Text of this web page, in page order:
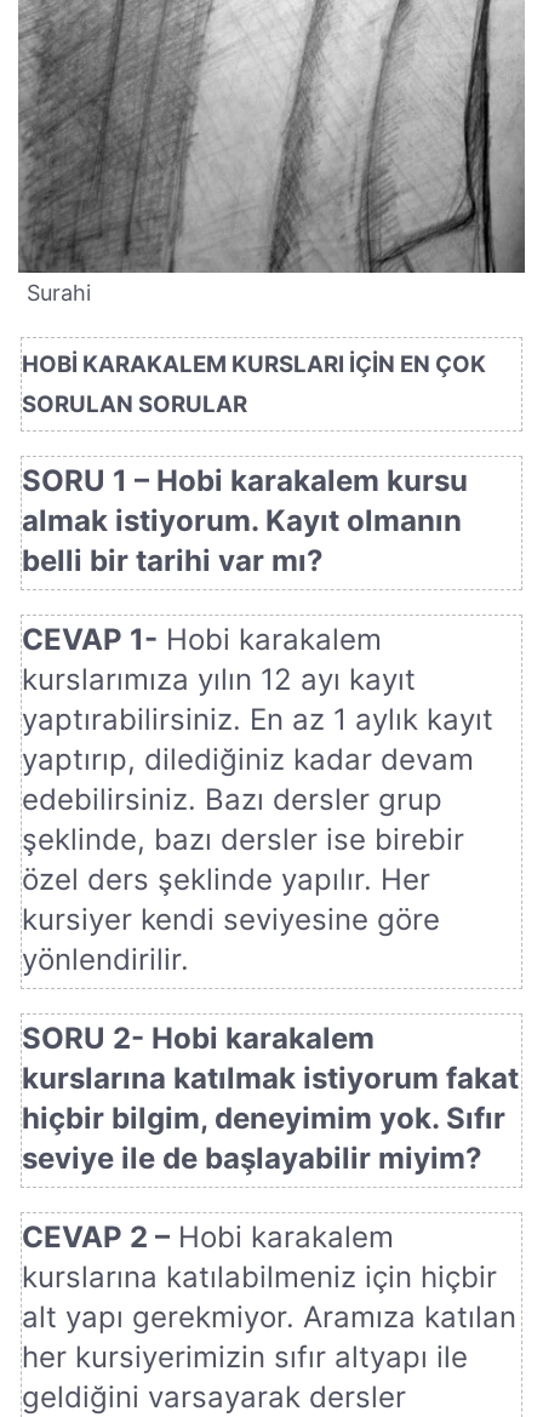
Surahi
HOBİ KARAKALEM KURSLARI İÇİN EN ÇOK
SORULAN SORULAR
SORU 1 – Hobi karakalem kursu
almak istiyorum. Kayıt olmanın
belli bir tarihi var mı?
CEVAP 1- Hobi karakalem
kurslarımıza yılın 12 ayı kayıt
yaptırabilirsiniz. En az 1 aylık kayıt
yaptırıp, dilediğiniz kadar devam
edebilirsiniz. Bazı dersler grup
şeklinde, bazı dersler ise birebir
özel ders şeklinde yapılır. Her
kursiyer kendi seviyesine göre
yönlendirilir.
SORU 2- Hobi karakalem
kurslarına katılmak istiyorum fakat
hiçbir bilgim, deneyimim yok. Sıfır
seviye ile de başlayabilir miyim?
CEVAP 2 – Hobi karakalem
kurslarına katılabilmeniz için hiçbir
alt yapı gerekmiyor. Aramıza katılan
her kursiyerimizin sıfır altyapı ile
geldiğini varsayarak dersler